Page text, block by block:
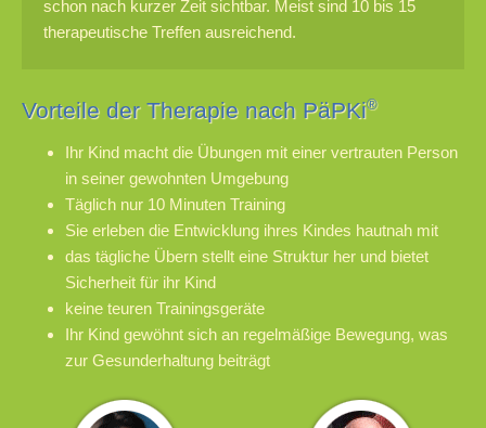
schon nach kurzer Zeit sichtbar. Meist sind 10 bis 15
therapeutische Treffen ausreichend.
Vorteile der Therapie nach PäPKi®
Ihr Kind macht die Übungen mit einer vertrauten Person
in seiner gewohnten Umgebung
Täglich nur 10 Minuten Training
Sie erleben die Entwicklung ihres Kindes hautnah mit
das tägliche Übern stellt eine Struktur her und bietet
Sicherheit für ihr Kind
keine teuren Trainingsgeräte
Ihr Kind gewöhnt sich an regelmäßige Bewegung, was
zur Gesunderhaltung beiträgt